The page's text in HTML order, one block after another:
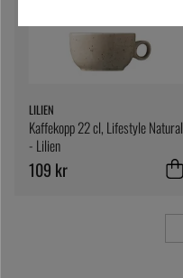
LILIEN
Kaffekopp 22 cl, Lifestyle Natural
- Lilien
109 kr